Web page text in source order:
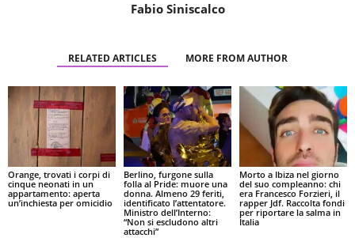
Fabio Siniscalco
RELATED ARTICLES MORE FROM AUTHOR
Orange, trovati i corpi di
cinque neonati in un
appartamento: aperta
un’inchiesta per omicidio
Berlino, furgone sulla
folla al Pride: muore una
donna. Almeno 29 feriti,
identificato l’attentatore.
Ministro dell’Interno:
“Non si escludono altri
attacchi”
Morto a Ibiza nel giorno
del suo compleanno: chi
era Francesco Forzieri, il
rapper Jdf. Raccolta fondi
per riportare la salma in
Italia